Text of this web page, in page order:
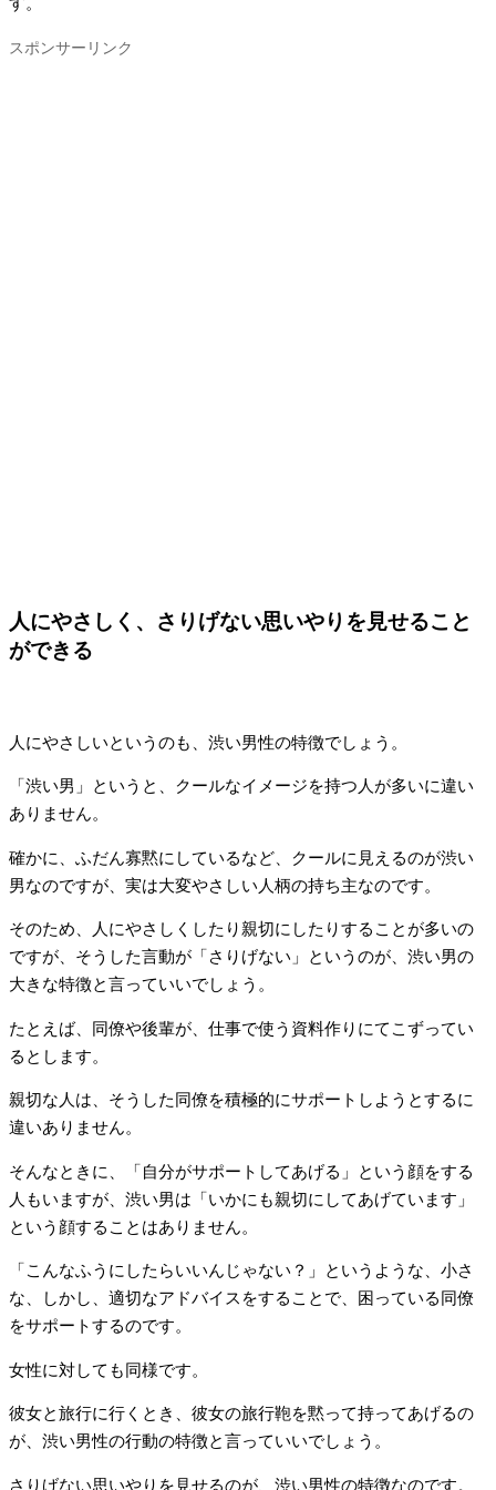
す。
スポンサーリンク
人にやさしく、さりげない思いやりを見せること
ができる
人にやさしいというのも、渋い男性の特徴でしょう。
「渋い男」というと、クールなイメージを持つ人が多いに違い
ありません。
確かに、ふだん寡黙にしているなど、クールに見えるのが渋い
男なのですが、実は大変やさしい人柄の持ち主なのです。
そのため、人にやさしくしたり親切にしたりすることが多いの
ですが、そうした言動が「さりげない」というのが、渋い男の
大きな特徴と言っていいでしょう。
たとえば、同僚や後輩が、仕事で使う資料作りにてこずってい
るとします。
親切な人は、そうした同僚を積極的にサポートしようとするに
違いありません。
そんなときに、「自分がサポートしてあげる」という顔をする
人もいますが、渋い男は「いかにも親切にしてあげています」
という顔することはありません。
「こんなふうにしたらいいんじゃない？」というような、小さ
な、しかし、適切なアドバイスをすることで、困っている同僚
をサポートするのです。
女性に対しても同様です。
彼女と旅行に行くとき、彼女の旅行鞄を黙って持ってあげるの
が、渋い男性の行動の特徴と言っていいでしょう。
さりげない思いやりを見せるのが、渋い男性の特徴なのです。